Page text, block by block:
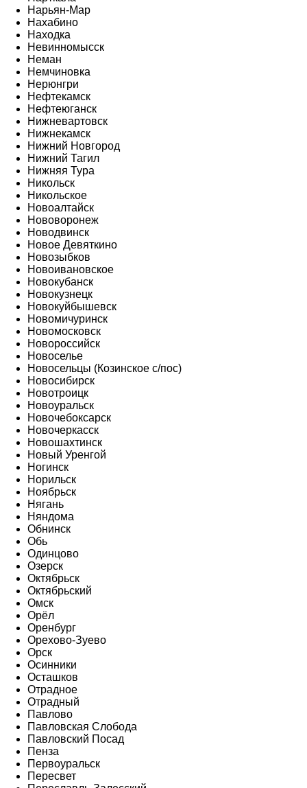
Нарьян-Мар
Нахабино
Находка
Невинномысск
Неман
Немчиновка
Нерюнгри
Нефтекамск
Нефтеюганск
Нижневартовск
Нижнекамск
Нижний Новгород
Нижний Тагил
Нижняя Тура
Никольск
Никольское
Новоалтайск
Нововоронеж
Новодвинск
Новое Девяткино
Новозыбков
Новоивановское
Новокубанск
Новокузнецк
Новокуйбышевск
Новомичуринск
Новомосковск
Новороссийск
Новоселье
Новосельцы (Козинское с/пос)
Новосибирск
Новотроицк
Новоуральск
Новочебоксарск
Новочеркасск
Новошахтинск
Новый Уренгой
Ногинск
Норильск
Ноябрьск
Нягань
Няндома
Обнинск
Обь
Одинцово
Озерск
Октябрьск
Октябрьский
Омск
Орёл
Оренбург
Орехово-Зуево
Орск
Осинники
Осташков
Отрадное
Отрадный
Павлово
Павловская Слобода
Павловский Посад
Пенза
Первоуральск
Пересвет